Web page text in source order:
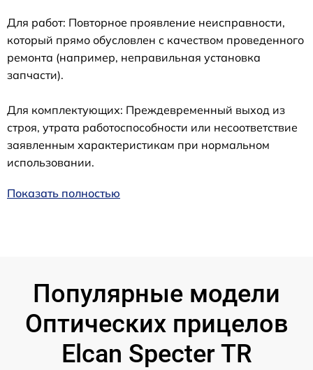
Для работ: Повторное проявление неисправности,
который прямо обусловлен с качеством проведенного
ремонта (например, неправильная установка
запчасти).
Для комплектующих: Преждевременный выход из
строя, утрата работоспособности или несоответствие
заявленным характеристикам при нормальном
использовании.
Показать полностью
Популярные модели
Оптических прицелов
Elcan Specter TR